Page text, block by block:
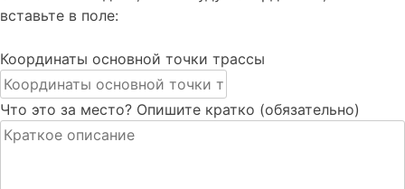
вставьте в поле:
Координаты основной точки трассы
Что это за место? Опишите кратко (обязательно)